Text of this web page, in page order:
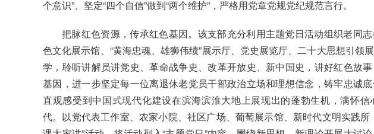
个意识”、坚定“四个自信”做到“两个维护”，严格用党章党规党纪规范言行。
把脉红色资源，传承红色基因。该支部充分利用主题党日活动组织老同
色文化展示馆、“黄海忠魂、雄狮伟绩”展示厅、党史展览厅、二十大思想引领
学，聆听讲解员讲党史、革命战争史、改革开放史、新中国史，讲好红色故
基因，进一步坚定每一位离退休老党员干部政治立场和理想信念，铸牢忠诚
直观感受到中国式现代化建设在滨海滨淮大地上展现出的蓬勃生机，满怀
代。以党代表工作室、农家小院、社区广场、葡萄展示馆、新时代文明实践所